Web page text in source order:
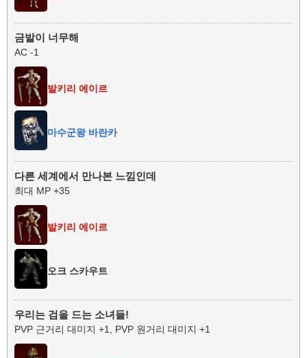
금발이 너무해
AC -1
발키리 에이르
마수군왕 바란카
다른 세계에서 만나본 느낌인데
최대 MP +35
발키리 에이르
오크 스카우트
우리는 검을 드는 소녀들!
PVP 근거리 대미지 +1, PVP 원거리 대미지 +1